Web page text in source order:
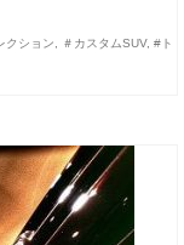
クション ＃カスタムSUV, #ト